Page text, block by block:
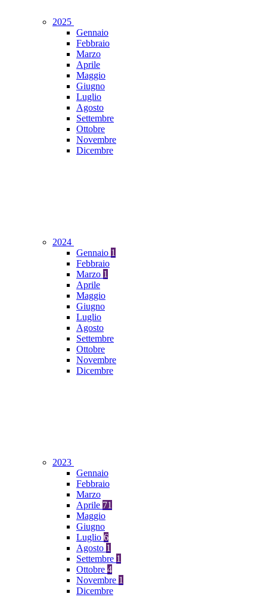
2025
Gennaio
Febbraio
Marzo
Aprile
Maggio
Giugno
Luglio
Agosto
Settembre
Ottobre
Novembre
Dicembre
2024
Gennaio 1
Febbraio
Marzo 1
Aprile
Maggio
Giugno
Luglio
Agosto
Settembre
Ottobre
Novembre
Dicembre
2023
Gennaio
Febbraio
Marzo
Aprile 71
Maggio
Giugno
Luglio 6
Agosto 1
Settembre 1
Ottobre 4
Novembre 1
Dicembre